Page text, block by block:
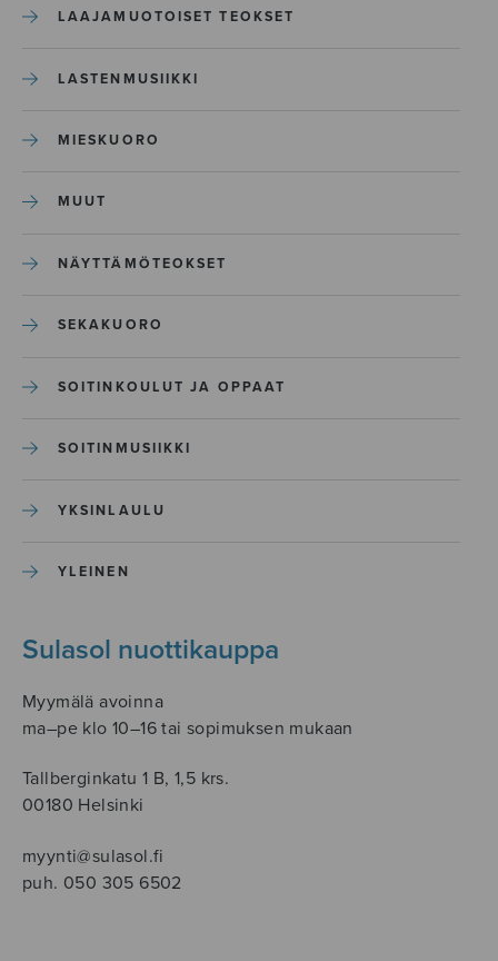
LAAJAMUOTOISET TEOKSET
LASTENMUSIIKKI
MIESKUORO
MUUT
NÄYTTÄMÖTEOKSET
SEKAKUORO
SOITINKOULUT JA OPPAAT
SOITINMUSIIKKI
YKSINLAULU
YLEINEN
Sulasol nuottikauppa
Myymälä avoinna
ma–pe klo 10–16 tai sopimuksen mukaan
Tallberginkatu 1 B, 1,5 krs.
00180 Helsinki
myynti@sulasol.fi
puh. 050 305 6502